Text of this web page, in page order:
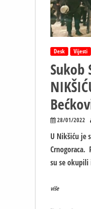
Desk Vijesti
Sukob
28/01/2022
U Nikšiću je
Crnogoraca.
su se okupili
više